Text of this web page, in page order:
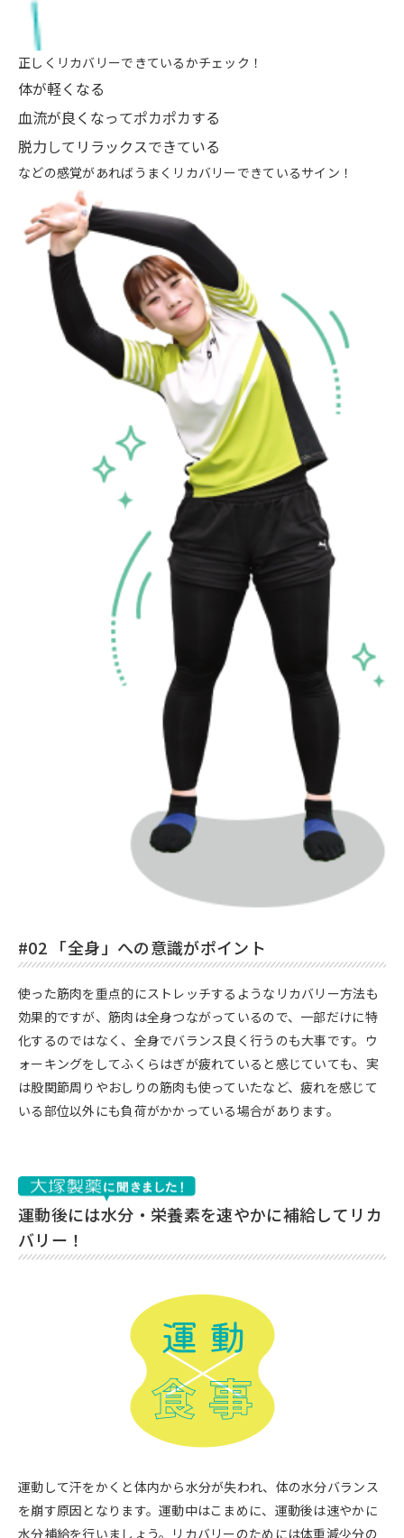
正しくリカバリーできているかチェック！
体が軽くなる
血流が良くなってポカポカする
脱力してリラックスできている
などの感覚があればうまくリカバリーできているサイン！
#02 「全身」への意識がポイント
使った筋肉を重点的にストレッチするようなリカバリー方法も
効果的ですが、筋肉は全身つながっているので、一部だけに特
化するのではなく、全身でバランス良く行うのも大事です。ウ
ォーキングをしてふくらはぎが疲れていると感じていても、実
は股関節周りやおしりの筋肉も使っていたなど、疲れを感じて
いる部位以外にも負荷がかかっている場合があります。
運動後には水分・栄養素を速やかに補給してリカ
バリー！
運動して汗をかくと体内から水分が失われ、体の水分バランス
を崩す原因となります。運動中はこまめに、運動後は速やかに
水分補給を行いましょう。リカバリーのためには体重減少分の